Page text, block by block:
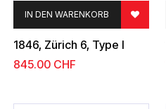
1846, Zürich 6, Type I
IN DEN WARENKORB
845.00 CHF